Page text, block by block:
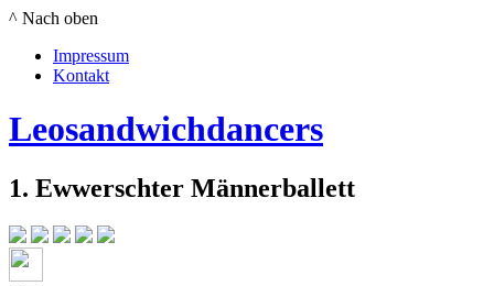
^ Nach oben
Impressum
Kontakt
Leosandwichdancers
1. Ewwerschter Männerballett